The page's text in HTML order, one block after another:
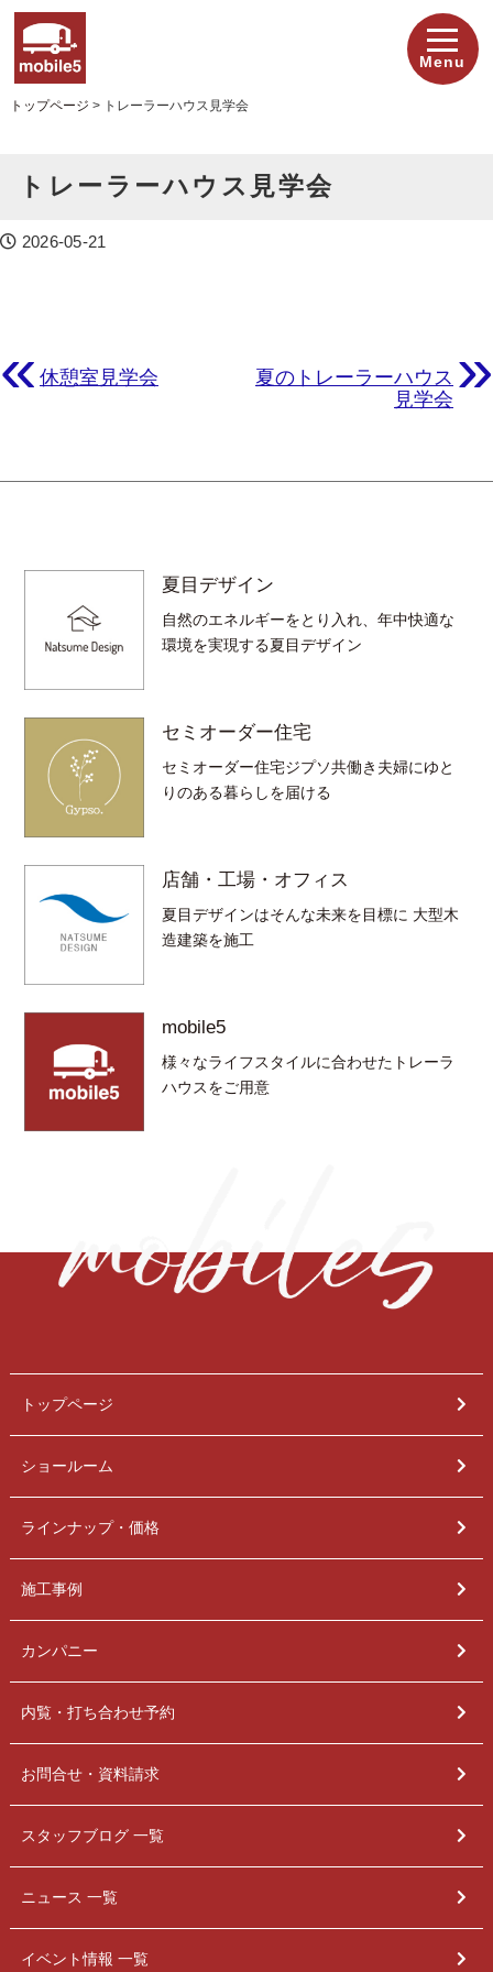
Menu
トップページ > トレーラーハウス見学会
トレーラーハウス見学会
2026-05-21
« 休憩室見学会
夏のトレーラーハウス
見学会 »
夏目デザイン
自然のエネルギーをとり入れ、年中快適な
環境を実現する夏目デザイン
セミオーダー住宅
セミオーダー住宅ジプソ共働き夫婦にゆと
りのある暮らしを届ける
店舗・工場・オフィス
夏目デザインはそんな未来を目標に 大型木
造建築を施工
mobile5
様々なライフスタイルに合わせたトレーラ
ハウスをご用意
トップページ
ショールーム
ラインナップ・価格
施工事例
カンパニー
内覧・打ち合わせ予約
お問合せ・資料請求
スタッフブログ 一覧
ニュース 一覧
イベント情報 一覧